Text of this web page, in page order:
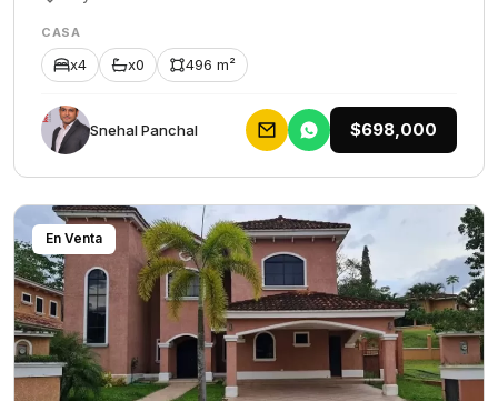
CASA
x4 x0 496 m²
Snehal Panchal $698,000
En Venta